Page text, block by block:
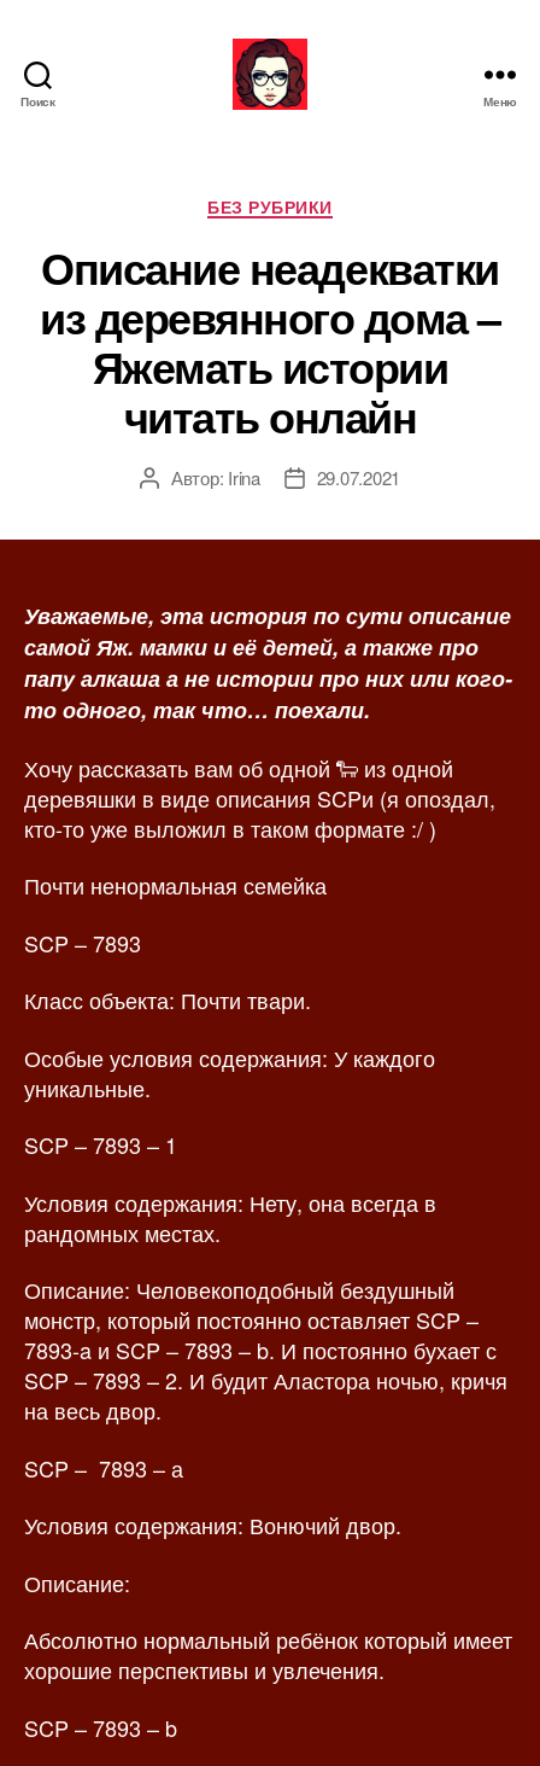
Поиск
М
а
т
ь
Меню
Р
у
б
р
и
к
БЕЗ РУБРИКИ
Описание неадекватки
из деревянного дома –
Яжемать истории
читать онлайн
А
з
а
и
с
Автор: Irina
Д
а
п
с
и
29.07.2021
Уважаемые, эта история по сути описание
самой Яж. мамки и её детей, а также про
папу алкаша а не истории про них или кого-
то одного, так что… поехали.
Хочу рассказать вам об одной 🐑 из одной
деревяшки в виде описания SCPи (я опоздал,
кто-то уже выложил в таком формате :/ )
Почти ненормальная семейка
SCP – 7893
Класс объекта: Почти твари.
Особые условия содержания: У каждого
уникальные.
SCP – 7893 – 1
Условия содержания: Нету, она всегда в
рандомных местах.
Описание: Человекоподобный бездушный
монстр, который постоянно оставляет SCP –
7893-a и SCP – 7893 – b. И постоянно бухает с
SCP – 7893 – 2. И будит Аластора ночью, кричя
на весь двор.
SCP – 7893 – а
Условия содержания: Вонючий двор.
Описание:
Абсолютно нормальный ребёнок который имеет
хорошие перспективы и увлечения.
SCP – 7893 – b